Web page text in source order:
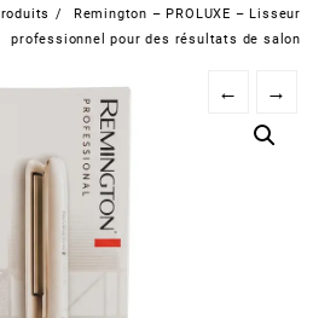
Remington – PROLUXE – Lisseur
professionnel pour des résultats de salon
← →